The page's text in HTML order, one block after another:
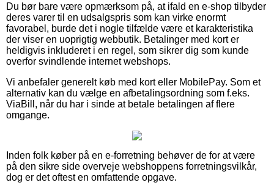
Du bør bare være opmærksom på, at ifald en e-shop tilbyder
deres varer til en udsalgspris som kan virke enormt
favorabel, burde det i nogle tilfælde være et karakteristika
der viser en uoprigtig webbutik. Betalinger med kort er
heldigvis inkluderet i en regel, som sikrer dig som kunde
overfor svindlende internet webshops.
Vi anbefaler generelt køb med kort eller MobilePay. Som et
alternativ kan du vælge en afbetalingsordning som f.eks.
ViaBill, når du har i sinde at betale betalingen af flere
omgange.
Inden folk køber på en e-forretning behøver de for at være
på den sikre side overveje webshoppens forretningsvilkår,
dog er det oftest en omfattende opgave.